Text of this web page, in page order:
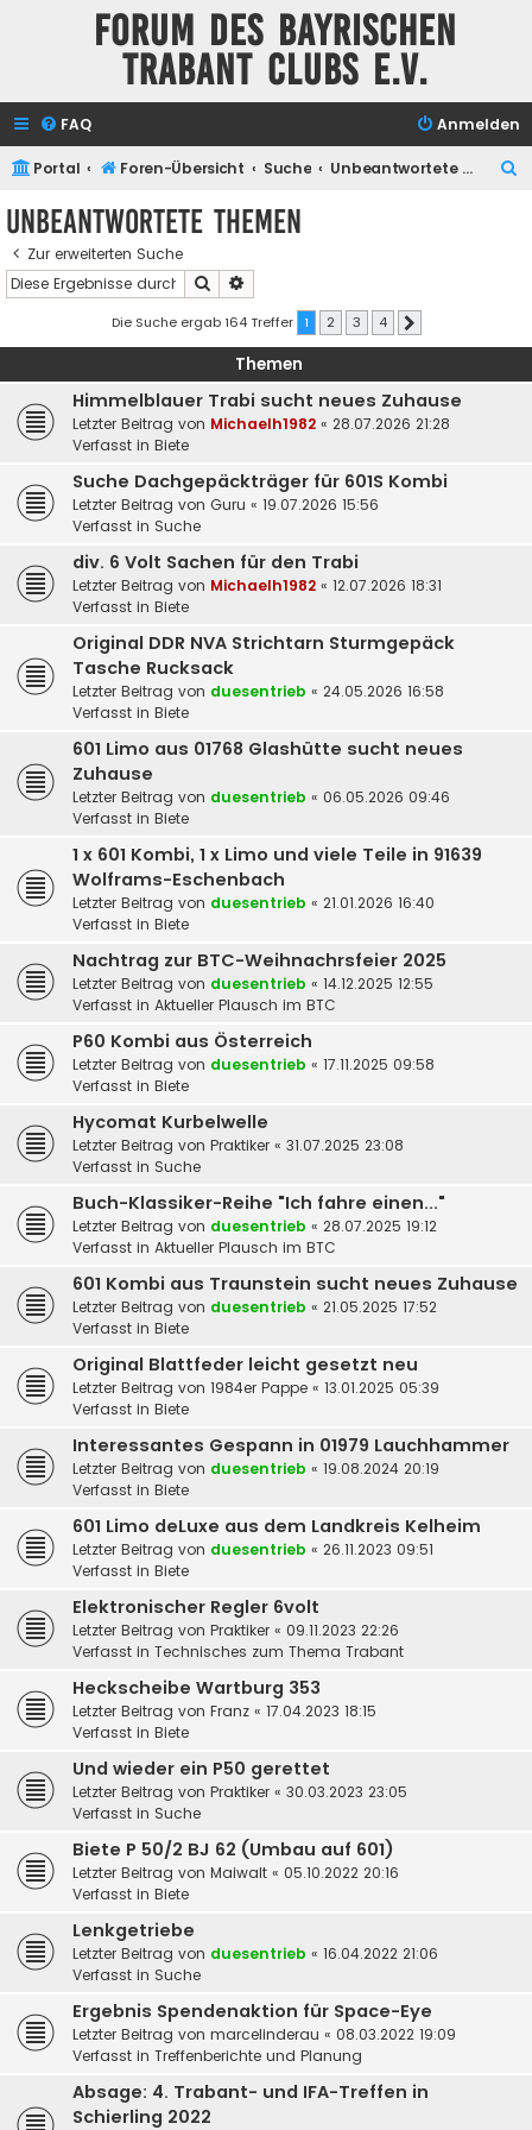
Forum des Bayrischen
Trabant Clubs e.V.
FAQ Anmelden
Portal Foren-Übersicht Suche Unbeantwortete Themen
Unbeantwortete Themen
Zur erweiterten Suche
Suche
Die Suche ergab 164 Treffer 1 2 3 4
Themen
Himmelblauer Trabi sucht neues Zuhause
Letzter Beitrag von Michaelh1982 « 28.07.2026 21:28
Verfasst in Biete
Suche Dachgepäckträger für 601S Kombi
Letzter Beitrag von Guru « 19.07.2026 15:56
Verfasst in Suche
div. 6 Volt Sachen für den Trabi
Letzter Beitrag von Michaelh1982 « 12.07.2026 18:31
Verfasst in Biete
Original DDR NVA Strichtarn Sturmgepäck
Tasche Rucksack
Letzter Beitrag von duesentrieb « 24.05.2026 16:58
Verfasst in Biete
601 Limo aus 01768 Glashütte sucht neues
Zuhause
Letzter Beitrag von duesentrieb « 06.05.2026 09:46
Verfasst in Biete
1 x 601 Kombi, 1 x Limo und viele Teile in 91639
Wolframs-Eschenbach
Letzter Beitrag von duesentrieb « 21.01.2026 16:40
Verfasst in Biete
Nachtrag zur BTC-Weihnachrsfeier 2025
Letzter Beitrag von duesentrieb « 14.12.2025 12:55
Verfasst in Aktueller Plausch im BTC
P60 Kombi aus Österreich
Letzter Beitrag von duesentrieb « 17.11.2025 09:58
Verfasst in Biete
Hycomat Kurbelwelle
Letzter Beitrag von Praktiker « 31.07.2025 23:08
Verfasst in Suche
Buch-Klassiker-Reihe "Ich fahre einen..."
Letzter Beitrag von duesentrieb « 28.07.2025 19:12
Verfasst in Aktueller Plausch im BTC
601 Kombi aus Traunstein sucht neues Zuhause
Letzter Beitrag von duesentrieb « 21.05.2025 17:52
Verfasst in Biete
Original Blattfeder leicht gesetzt neu
Letzter Beitrag von 1984er Pappe « 13.01.2025 05:39
Verfasst in Biete
Interessantes Gespann in 01979 Lauchhammer
Letzter Beitrag von duesentrieb « 19.08.2024 20:19
Verfasst in Biete
601 Limo deLuxe aus dem Landkreis Kelheim
Letzter Beitrag von duesentrieb « 26.11.2023 09:51
Verfasst in Biete
Elektronischer Regler 6volt
Letzter Beitrag von Praktiker « 09.11.2023 22:26
Verfasst in Technisches zum Thema Trabant
Heckscheibe Wartburg 353
Letzter Beitrag von Franz « 17.04.2023 18:15
Verfasst in Biete
Und wieder ein P50 gerettet
Letzter Beitrag von Praktiker « 30.03.2023 23:05
Verfasst in Suche
Biete P 50/2 BJ 62 (Umbau auf 601)
Letzter Beitrag von Maiwalt « 05.10.2022 20:16
Verfasst in Biete
Lenkgetriebe
Letzter Beitrag von duesentrieb « 16.04.2022 21:06
Verfasst in Suche
Ergebnis Spendenaktion für Space-Eye
Letzter Beitrag von marcelinderau « 08.03.2022 19:09
Verfasst in Treffenberichte und Planung
Absage: 4. Trabant- und IFA-Treffen in
Schierling 2022